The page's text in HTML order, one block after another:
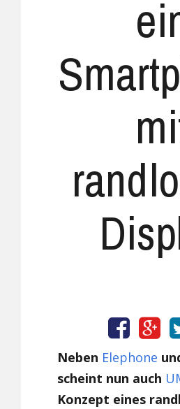
Neben Elephone
scheint nun auch
Konzept eines